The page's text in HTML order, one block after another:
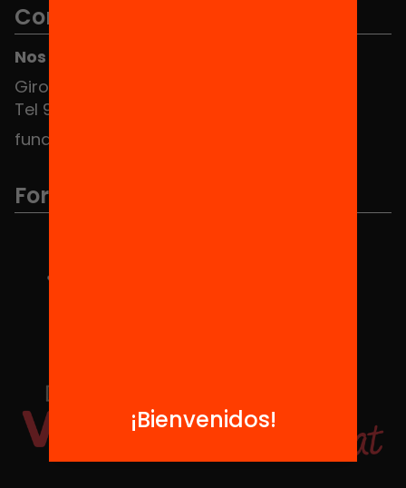
Contacto
Nos puedes encontrar en el HUB Social
Girona 34, interior 08010 Barcelona
Tel 934 588 700
fundacio@equitat.org
Formamos parte de...
¡Bienvenidos!